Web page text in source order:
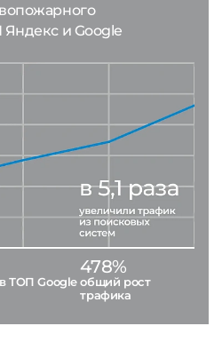
и Google
ТОП Google
478%
общий рост
трафика